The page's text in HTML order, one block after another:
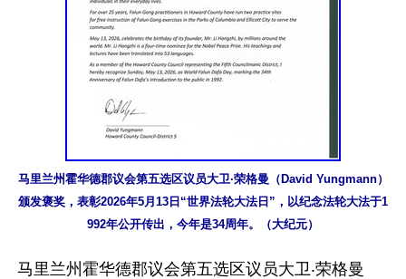
马里兰州霍华德郡议会第五选区议员大卫·荣格曼（David Yungmann）
颁发褒奖，表彰2026年5月13日“世界法轮大法日”，以纪念法轮大法于1
992年公开传出，今年是34周年。（大纪元）
马里兰州霍华德郡议会第五选区议员大卫‧荣格曼